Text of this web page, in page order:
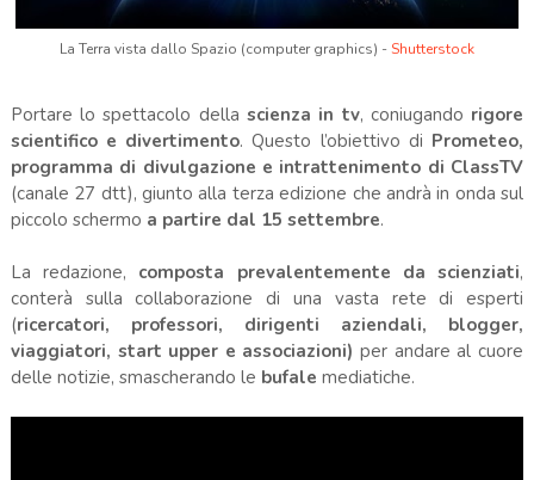
La Terra vista dallo Spazio (computer graphics) -Shutterstock
Portare lo spettacolo della scienza in tv, coniugando rigore
scientifico e divertimento. Questo l’obiettivo di Prometeo,
programma di divulgazione e intrattenimento di ClassTV
(canale 27 dtt), giunto alla terza edizione che andrà in onda sul
piccolo schermo a partire dal 15 settembre.
La redazione, composta prevalentemente da scienziati,
conterà sulla collaborazione di una vasta rete di esperti
(ricercatori, professori, dirigenti aziendali, blogger,
viaggiatori, start upper e associazioni) per andare al cuore
delle notizie, smascherando le bufale mediatiche.